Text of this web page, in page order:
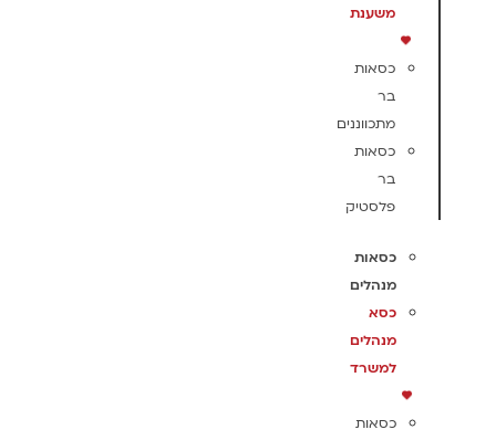
משענת
כסאות
בר
מתכווננים
כסאות
בר
פלסטיק
כסאות
מנהלים
כסא
מנהלים
למשרד
כסאות